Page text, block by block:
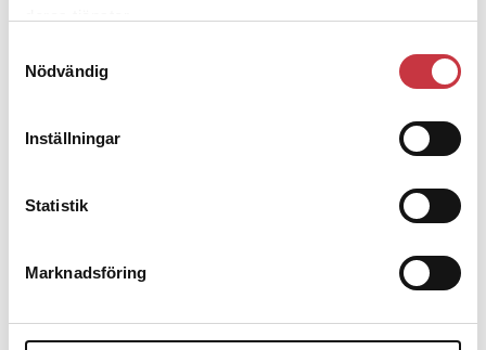
Nödvändig
Inställningar
Statistik
Marknadsföring
Debatt
Det är inte evidenskrav som
bakbinder polisen